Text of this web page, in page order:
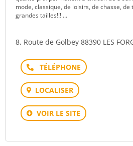
mode, classique, de loisirs, de chasse,
grandes tailles!!! ...
8, Route de Golbey 88390 LES
Téléphone
LOCALISER
VOIR LE SITE